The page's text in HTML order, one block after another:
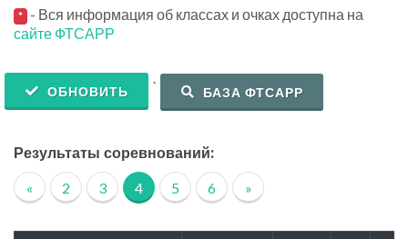
* - Вся информация об классах и очках доступна на
сайте ФТСАРР
ОБНОВИТЬ
.
БАЗА ФТСАРР
Результаты соревнований:
« 2 3 4 5 6 »